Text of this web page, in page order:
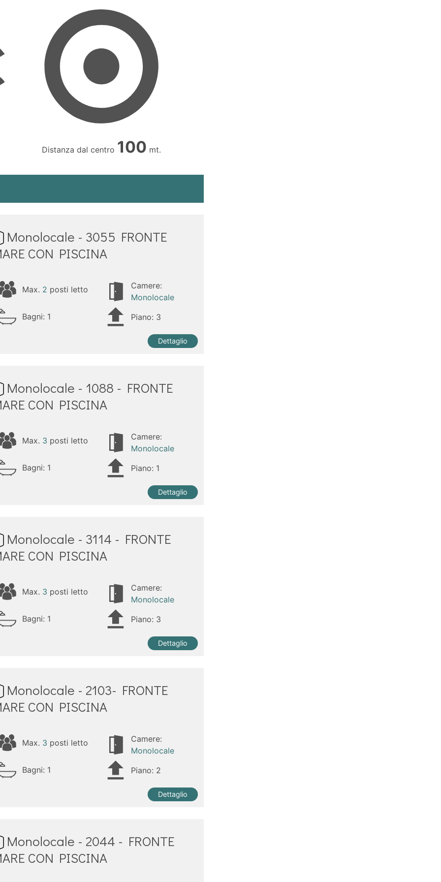
Distanza dal centro 100 mt.
Monolocale - 3055 FRONTE
CON PISCINA
Max. 2 posti letto
Camere:
Monolocale
Bagni: 1 Piano: 3
Dettaglio
Monolocale - 1088 - FRONTE
CON PISCINA
Max. 3 posti letto
Camere:
Monolocale
Bagni: 1 Piano: 1
Dettaglio
Monolocale - 3114 - FRONTE
CON PISCINA
Max. 3 posti letto
Camere:
Monolocale
Bagni: 1 Piano: 3
Dettaglio
Monolocale - 2103- FRONTE
CON PISCINA
Max. 3 posti letto
Camere:
Monolocale
Bagni: 1 Piano: 2
Dettaglio
Monolocale - 2044 - FRONTE
CON PISCINA